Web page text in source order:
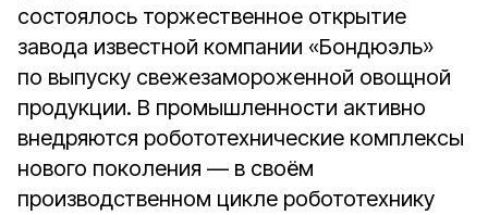
состоялось торжественное открытие
завода известной компании «Бондюэль»
по выпуску свежезамороженной овощной
продукции. В промышленности активно
внедряются робототехнические комплексы
нового поколения — в своём
производственном цикле робототехнику